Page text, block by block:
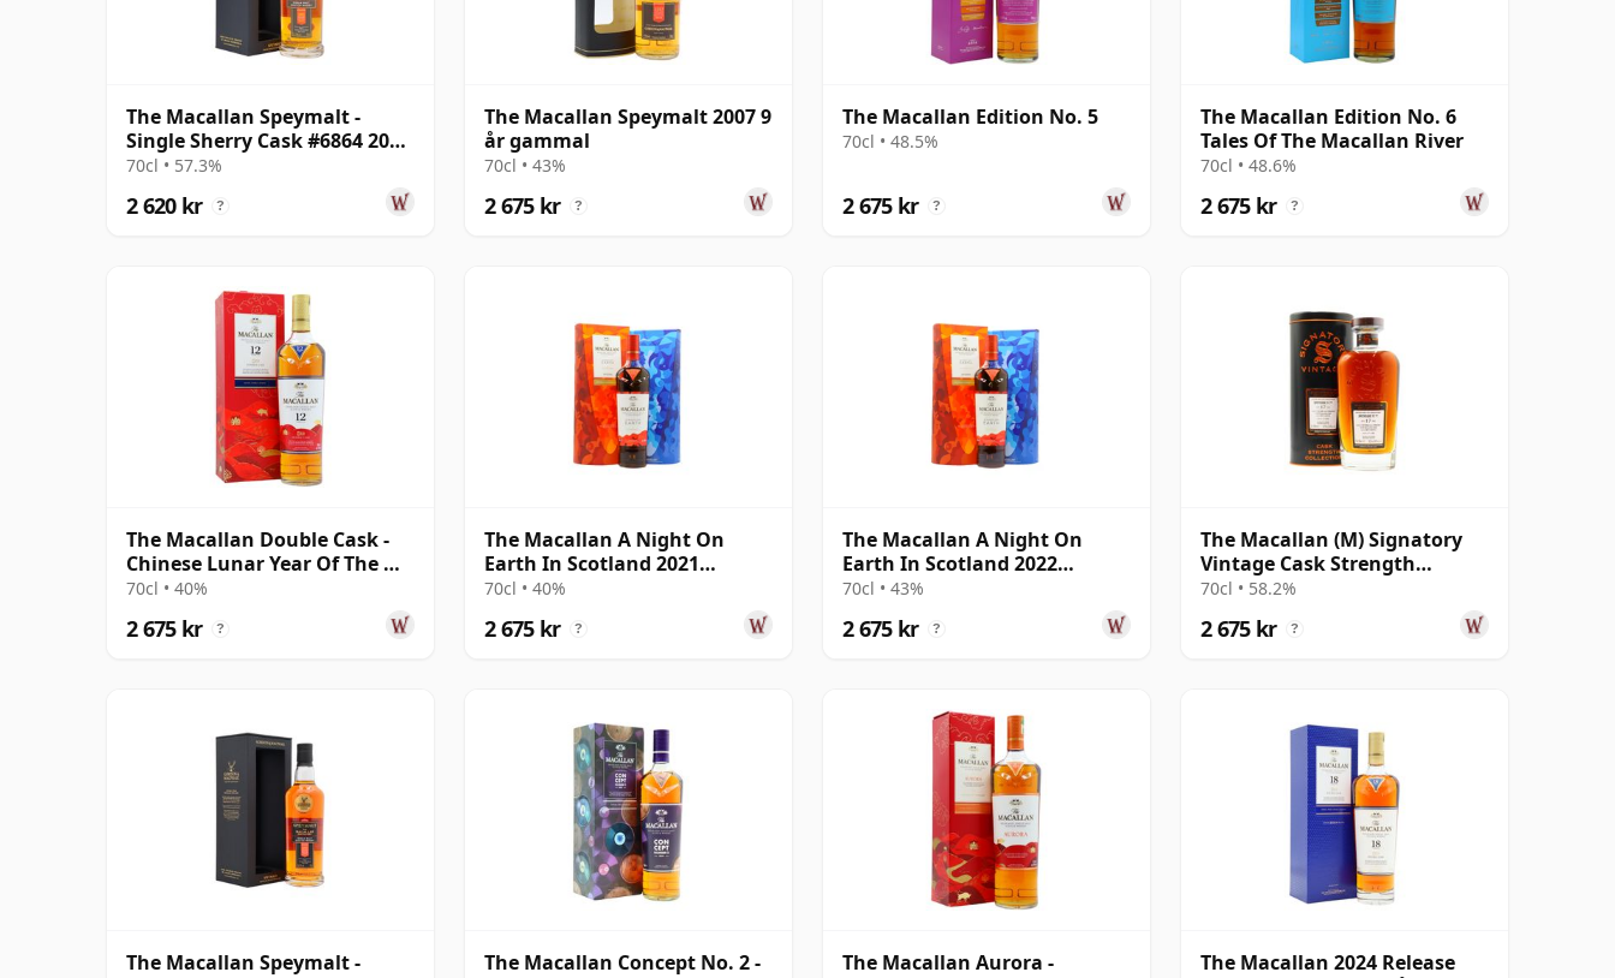
The Macallan Speymalt -
Single Sherry Cask #6864 2005
18 år gammal
70cl • 57.3%
2 620 kr ?
The Macallan Speymalt 2007 9
år gammal
70cl • 43%
2 675 kr ?
The Macallan Edition No. 5
70cl • 48.5%
2 675 kr ?
The Macallan Edition No. 6
Tales Of The Macallan River
70cl • 48.6%
2 675 kr ?
The Macallan Double Cask -
Chinese Lunar Year Of The Ox
2021 12 år gammal
70cl • 40%
2 675 kr ?
The Macallan A Night On
Earth In Scotland 2021
Release Single M
70cl • 40%
2 675 kr ?
The Macallan A Night On
Earth In Scotland 2022
Release Single M
70cl • 43%
2 675 kr ?
The Macallan (M) Signatory
Vintage Cask Strength
Collection Sin 2005 17 år
70cl • 58.2%
2 675 kr ?
The Macallan Speymalt -
The Macallan Concept No. 2 -
The Macallan Aurora -
The Macallan 2024 Release